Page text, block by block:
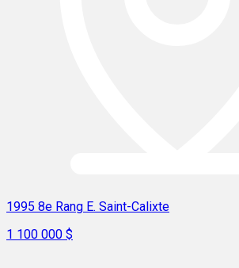
1995 8e Rang E. Saint-Calixte
1 100 000 $